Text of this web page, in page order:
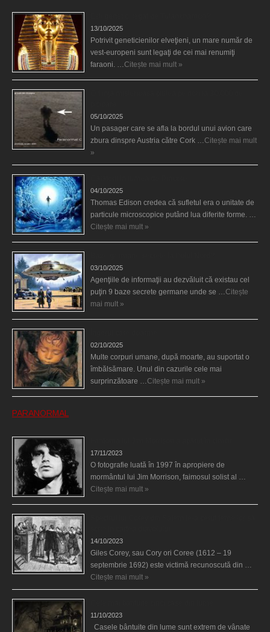
13/10/2025
Potrivit geneticienilor elveţieni, un mare număr de
vest-europeni sunt legaţi de cei mai renumiţi
faraoni. … Citește mai mult »
05/10/2025
Un pasager care se afla la bordul unui avion care
zbura dinspre Austria către Cork … Citește mai mult
»
04/10/2025
Thomas Edison credea că sufletul era o unitate de
particule microscopice putând lua diferite forme. …
Citește mai mult »
03/10/2025
Agenţiile de informaţii au dezvăluit că existau cel
puţin 9 baze secrete germane unde se … Citește
mai mult »
02/10/2025
Multe corpuri umane, după moarte, au suportat o
îmbălsămare. Unul din cazurile cele mai
surprinzătoare … Citește mai mult »
PARANORMAL
17/11/2023
O fotografie luată în 1997 în apropiere de
mormântul lui Jim Morrison, faimosul solist al …
Citește mai mult »
14/10/2023
Giles Corey, sau Cory ori Coree (1612 – 19
septembrie 1692) este victimă recunoscută din …
Citește mai mult »
11/10/2023
Casele bântuite din lume sunt extrem de vânate